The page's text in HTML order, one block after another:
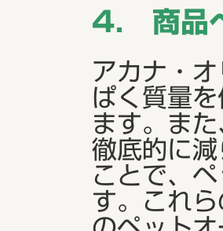
4． 商品
アカナ・
ぱく質量
ます。ま
徹底的に
ことで、
す。これ